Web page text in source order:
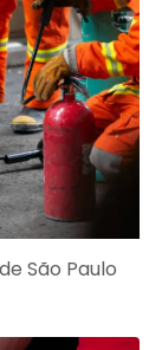
São Paulo